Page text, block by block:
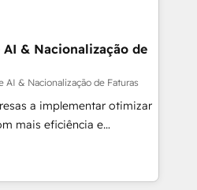
Onboarding across all
and more. Custom
integrations built for
WhatsApp, email, paid
🤖 AI Custom
service triage, and
⚡ Fast-Track
& Nacionalização de
AI & Nacionalização de Faturas
a implementar otimizar
mais eficiência e
Artificial para
sistemas organizar